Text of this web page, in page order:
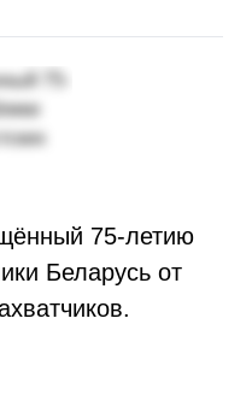
75-летию
Беларусь от